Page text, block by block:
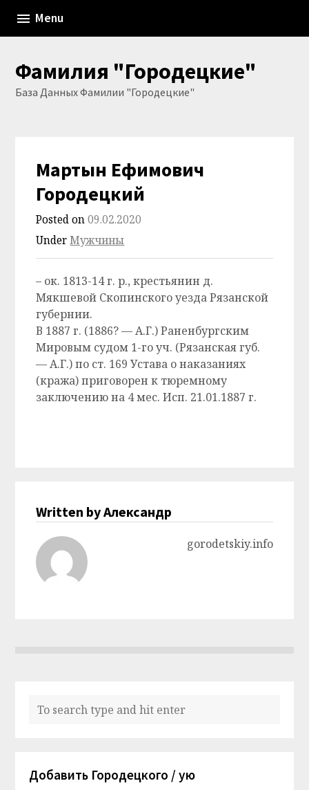
content
Menu
Фамилия "Городецкие"
База Данных Фамилии "Городецкие"
Мартын Ефимович
Городецкий
Posted on09.02.2020
UnderМужчины
– ок. 1813-14 г. р., крестьянин д.
Мякшевой Скопинского уезда Рязанской
губернии.
В 1887 г. (1886? — А.Г.) Раненбургским
Мировым судом 1-го уч. (Рязанская губ.
— А.Г.) по ст. 169 Устава о наказаниях
(кража) приговорен к тюремному
заключению на 4 мес. Исп. 21.01.1887 г.
Written by Александр
gorodetskiy.info
Добавить Городецкого / ую